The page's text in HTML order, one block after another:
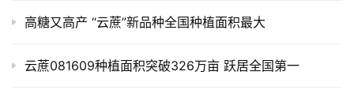
高糖又高产 “云蔗”新品种全国种植面积最大
云蔗081609种植面积突破326万亩 跃居全国第一